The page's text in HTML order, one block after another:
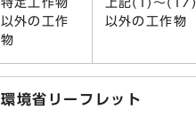
以外の工作
物
以外の工作物
環境省リーフレット